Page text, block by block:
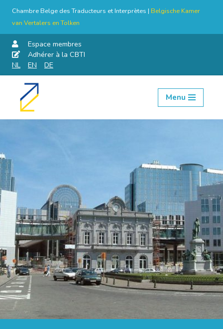
Chambre Belge des Traducteurs et Interprètes | Belgische Kamer
van Vertalers en Tolken
Espace membres
Adhérer à la CBTI
NL
EN DE
Aller
Menu